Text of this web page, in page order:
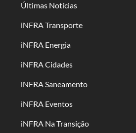
Últimas Notícias
iNFRA Transporte
iNFRA Energia
iNFRA Cidades
iNFRA Saneamento
iNFRA Eventos
iNFRA Na Transição